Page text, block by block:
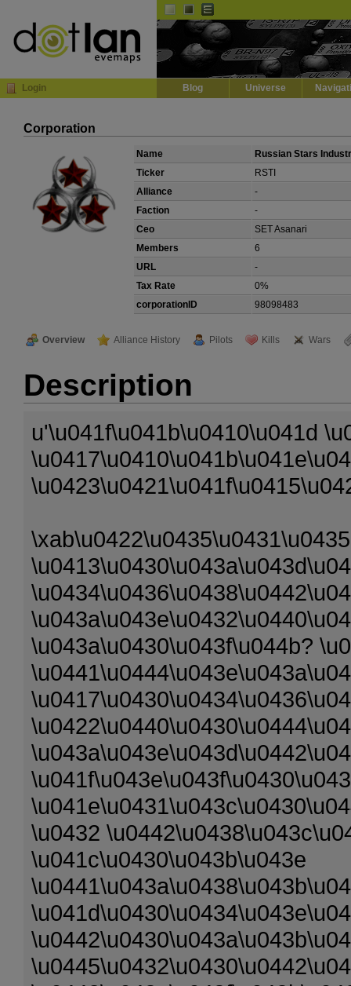
Login Blog Universe
Corporation
Name
Russian Stars
Ticker
RSTI
Alliance
-
Faction
-
Ceo
SET Asanari
Members
6
URL
-
Tax Rate
0%
corporationID
98098483
Overview Alliance History Pilots Kills Wars
Description
u'\u041f\u041b\u0410\u041d
\u043a\u0430\u043f\u044b?
\u0432
\u041c\u0430\u043b\u043e